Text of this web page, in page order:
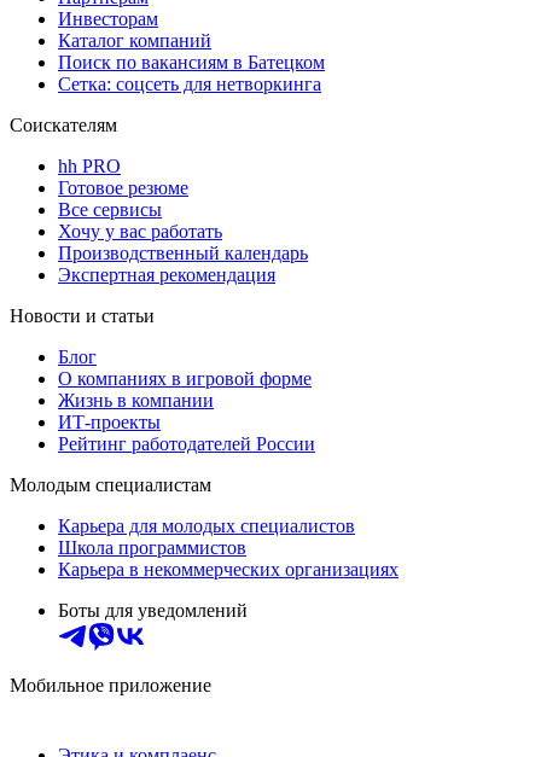
Инвесторам
Каталог компаний
Поиск по вакансиям в Батецком
Сетка: соцсеть для нетворкинга
Соискателям
hh PRO
Готовое резюме
Все сервисы
Хочу у вас работать
Производственный календарь
Экспертная рекомендация
Новости и статьи
Блог
О компаниях в игровой форме
Жизнь в компании
ИТ-проекты
Рейтинг работодателей России
Молодым специалистам
Карьера для молодых специалистов
Школа программистов
Карьера в некоммерческих организациях
Боты для уведомлений
Мобильное приложение